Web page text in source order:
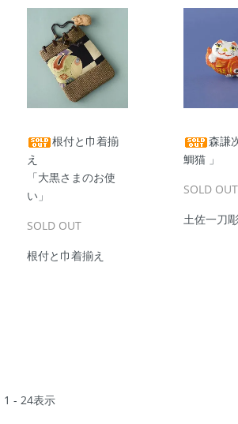
根付と巾着揃
え
「大黒さまのお使
い」
SOLD OUT
根付と巾着揃え
森謙
鯛猫 」
SOLD OUT
土佐一刀
1 - 24表示